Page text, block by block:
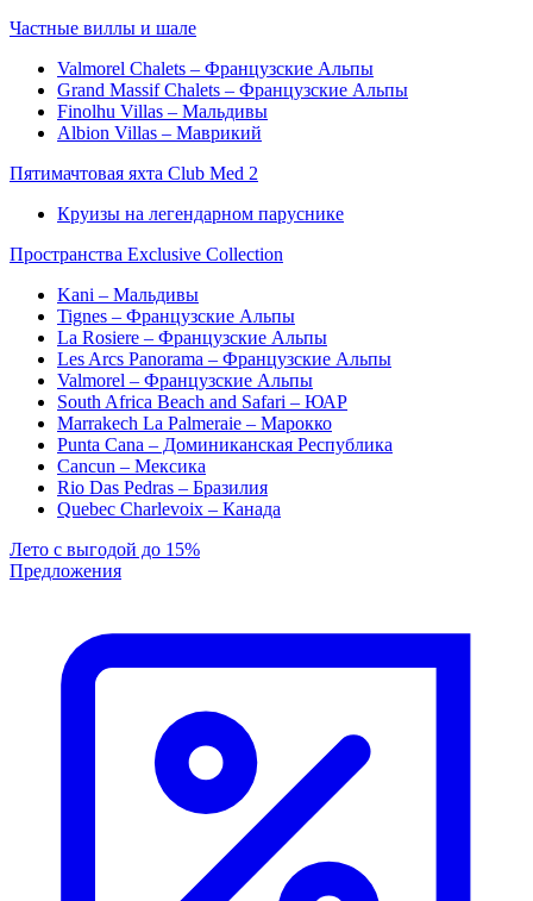
Частные виллы и шале
Valmorel Chalets – Французские Альпы
Grand Massif Chalets – Французские Альпы
Finolhu Villas – Мальдивы
Albion Villas – Маврикий
Пятимачтовая яхта Club Med 2
Круизы на легендарном паруснике
Пространства Exclusive Collection
Kani – Мальдивы
Tignes – Французские Альпы
La Rosiere – Французские Альпы
Les Arcs Panorama – Французские Альпы
Valmorel – Французские Альпы
South Africa Beach and Safari – ЮАР
Marrakech La Palmeraie – Марокко
Punta Cana – Доминиканская Республика
Cancun – Мексика
Rio Das Pedras – Бразилия
Quebec Charlevoix – Канада
Лето с выгодой до 15%
Предложения